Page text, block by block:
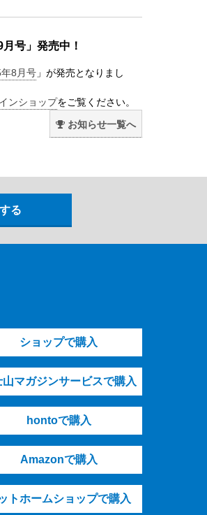
号」発売中！
8月号 」が発売となりまし
ンショップをご覧ください。
お知らせ一覧へ
ショップで購入
山マガジンサービスで購入
hontoで購入
Amazonで購入
トホームショップで購入